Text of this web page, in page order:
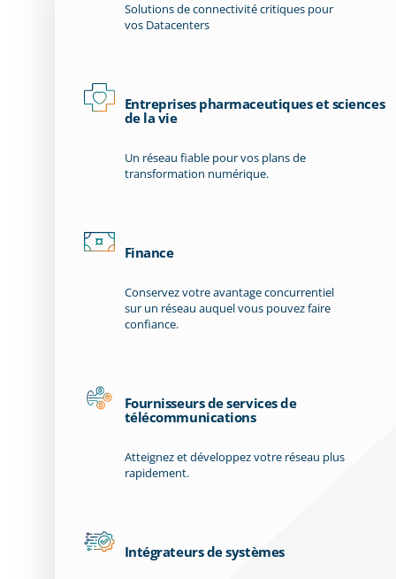
Solutions de connectivité critiques pour
vos Datacenters
Entreprises pharmaceutiques et sciences
de la vie
Un réseau fiable pour vos plans de
transformation numérique.
Finance
Conservez votre avantage concurrentiel
sur un réseau auquel vous pouvez faire
confiance.
Fournisseurs de services de
télécommunications
Atteignez et développez votre réseau plus
rapidement.
Intégrateurs de systèmes